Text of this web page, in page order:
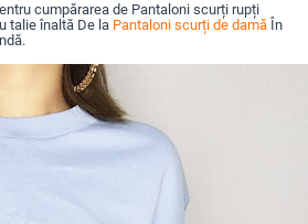
cumpărarea de Pantaloni scurți rupți
talie înaltă De la Pantaloni scurți de damă În